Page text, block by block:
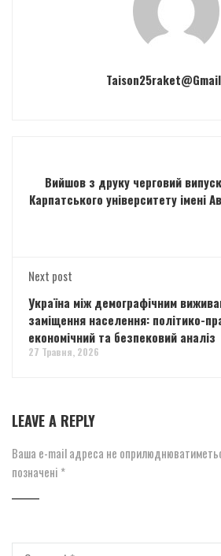
Вийшов з друку черговий
Карпатського університету імені
Next post
Україна між демографічним
заміщення населення: політико-
економічний та безпековий аналіз
27 Травня, 2026
LEAVE A REPLY
Ваша e-mail адреса не
позначені *